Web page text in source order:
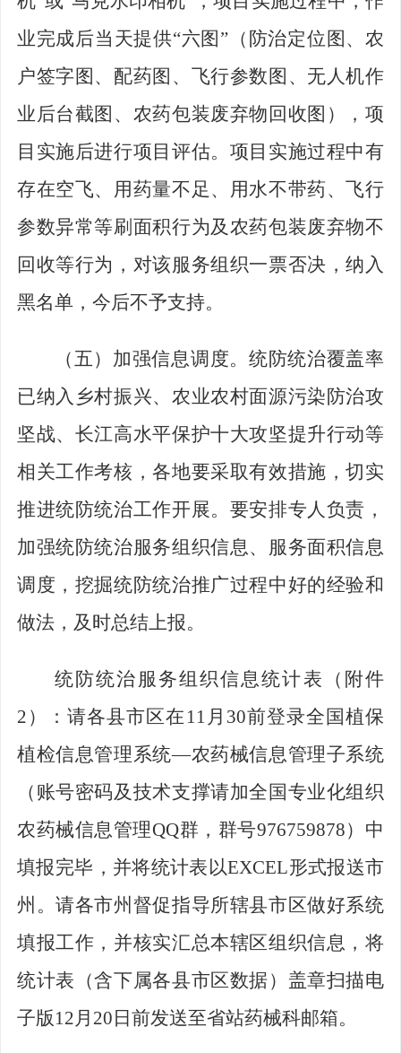
业完成后当天提供“六图 ” （防治定位图、农
户签字图、配药图、飞行参数图、无人机作
业后台截图、农药包装废弃物回收图），项
目实施后进行项目评估。项目实施过程中有
存在空飞、用药量不足、用水不带药、飞行
参数异常等刷面积行为及农药包装废弃物不
回收等行为，对该服务组织一票否决，纳入
黑名单，今后不予支持。
（五）加强信息调度。 统防统治覆盖率
已纳入乡村振兴、农业农村面源污染防治攻
坚战、长江高水平保护十大攻坚提升行动等
相关工作考核，各地要采取有效措施，切实
推进统防统治工作开展。要安排专人负责，
加强统防统治服务组织信息、服务面积信息
调度，挖掘统防统治推广过程中好的经验和
做法，及时总结上报。
统防统治服务组织信息统计表（附件
2 ）：请各县市区在 11 月 30前登录全国植保
植检信息管理系统—农药械信息管理子系统
（账号密码及技术支撑请加全国专业化组织
农药械信息管理QQ群，群号976759878）中
填报完毕，并将统计表以EXCEL形式报送市
州。请各市州督促指导所辖县市区做好系统
填报工作，并核实汇总本辖区组织信息，将
统计表（含下属各县市区数据）盖章扫描电
子版12月 20 日前发送至省站药械科邮箱。